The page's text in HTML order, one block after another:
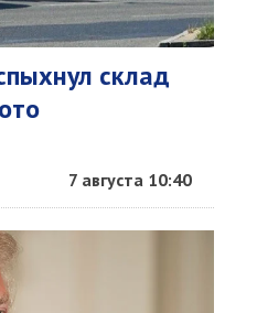
склад
7 августа 10:40